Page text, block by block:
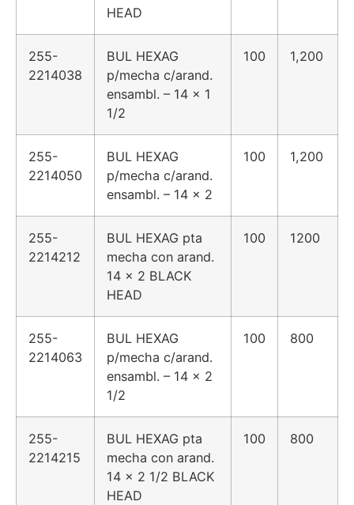
HEAD
255-
2214038
BUL HEXAG
p/mecha c/arand.
ensambl. – 14 x 1
1/2
100 1,200
255-
2214050
BUL HEXAG
p/mecha c/arand.
ensambl. – 14 x 2
100 1,200
255-
2214212
BUL HEXAG pta
mecha con arand.
14 x 2 BLACK
HEAD
100 1200
255-
2214063
BUL HEXAG
p/mecha c/arand.
ensambl. – 14 x 2
1/2
100 800
255-
2214215
BUL HEXAG pta
mecha con arand.
14 x 2 1/2 BLACK
HEAD
100 800